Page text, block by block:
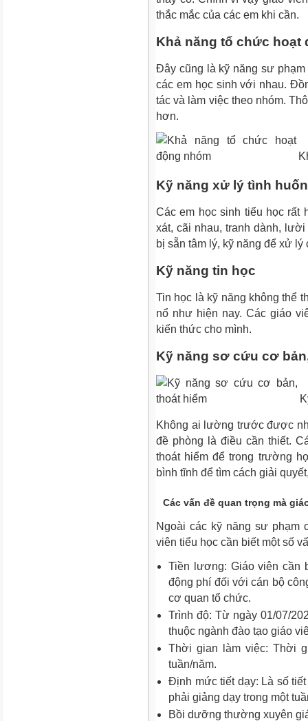
thắc mắc của các em khi cần.
Khả năng tổ chức hoạt
Đây cũng là kỹ năng sư phạm
các em học sinh với nhau.
tác và làm việc theo nhóm.
hơn.
Kỹ năng xử lý tình
Các em học sinh tiểu học rất
xát, cãi nhau, tranh dành,
bị sẵn tâm lý, kỹ năng để xử
Kỹ năng tin học
Tin học là kỹ năng không thể
nổ như hiện nay. Các giáo
kiến thức cho mình.
Kỹ năng sơ cứu cơ
Không ai lường trước được
đề phòng là điều cần thiết.
thoát hiểm để trong trường
bình tĩnh để tìm cách giải
Các vấn đề quan trọng mà
Ngoài các kỹ năng sư phạm
viên tiểu học cần biết một số
Tiền lương: Giáo viên cần
động phí đối với cán bộ
cơ quan tổ chức.
Trình độ: Từ ngày 01/07/
thuộc ngành đào tạo giáo
Thời gian làm việc: Thời
tuần/năm.
Định mức tiết dạy: Là số
phải giảng dạy trong một
Bồi dưỡng thường xuyên